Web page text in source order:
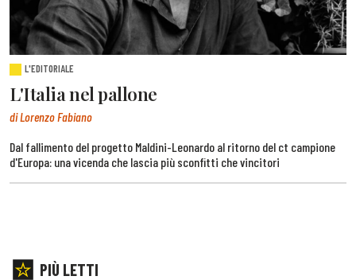
L'EDITORIALE
L'Italia nel pallone
di Lorenzo Fabiano
Dal fallimento del progetto Maldini-Leonardo al ritorno del ct campione
d'Europa: una vicenda che lascia più sconfitti che vincitori
PIÙ LETTI